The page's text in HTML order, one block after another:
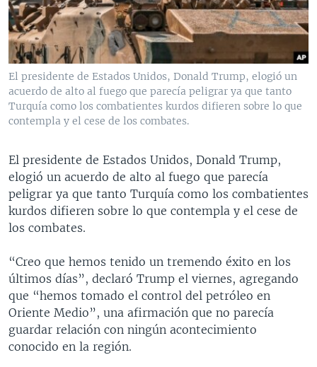
VENEZUELA
BRASIL
NICARAGUA
ECONOMÍA
ENTRETENIMIENTO Y CULTURA
TECNOLOGÍA
DEPORTES
CIENCIA Y SALUD
MULTIMEDIA
VIDEOS
FOTOGRAFÍA
AUDIOS
PROGRAMAS TV
EL MUNDO AL DÍA
FORO INTERAMERICANO
VISIÓN 360
PANORAMA
RADIO
AVANCE INFORMATIVO
AUDIONOTICIAS
ESTADOS UNIDOS AL DÍA
EL MUNDO AL DÍA [RADIO]
FORO [RADIO]
NOTA ECONÓMICA
ENTRETENIMIENTO
DIRECT
DOCUMENTALES DE LA VOA
SÍGANOS
Idiomas
El presidente de Estados Unidos, Donald Trump, elogió un
acuerdo de alto al fuego que parecía peligrar ya que tanto
Turquía como los combatientes kurdos difieren sobre lo que
contempla y el cese de los combates.
El presidente de Estados Unidos, Donald Trump,
elogió un acuerdo de alto al fuego que parecía
peligrar ya que tanto Turquía como los combatientes
kurdos difieren sobre lo que contempla y el cese de
los combates.
“Creo que hemos tenido un tremendo éxito en los
últimos días”, declaró Trump el viernes, agregando
que “hemos tomado el control del petróleo en
Oriente Medio”, una afirmación que no parecía
guardar relación con ningún acontecimiento
conocido en la región.